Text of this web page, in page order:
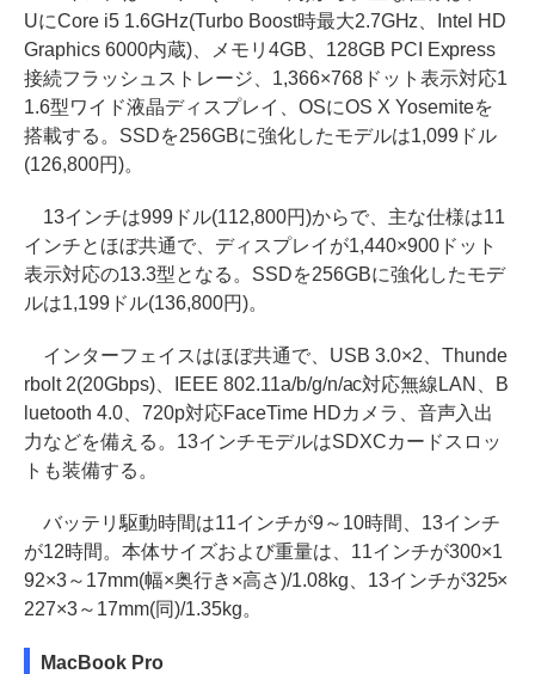
UにCore i5 1.6GHz(Turbo Boost時最大2.7GHz、Intel HD
Graphics 6000内蔵)、メモリ4GB、128GB PCI Express
接続フラッシュストレージ、1,366×768ドット表示対応1
1.6型ワイド液晶ディスプレイ、OSにOS X Yosemiteを
搭載する。SSDを256GBに強化したモデルは1,099ドル
(126,800円)。
13インチは999ドル(112,800円)からで、主な仕様は11
インチとほぼ共通で、ディスプレイが1,440×900ドット
表示対応の13.3型となる。SSDを256GBに強化したモデ
ルは1,199ドル(136,800円)。
インターフェイスはほぼ共通で、USB 3.0×2、Thunde
rbolt 2(20Gbps)、IEEE 802.11a/b/g/n/ac対応無線LAN、B
luetooth 4.0、720p対応FaceTime HDカメラ、音声入出
力などを備える。13インチモデルはSDXCカードスロッ
トも装備する。
バッテリ駆動時間は11インチが9～10時間、13インチ
が12時間。本体サイズおよび重量は、11インチが300×1
92×3～17mm(幅×奥行き×高さ)/1.08kg、13インチが325×
227×3～17mm(同)/1.35kg。
MacBook Pro